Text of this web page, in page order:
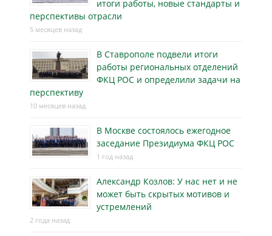
итоги работы, новые стандарты и
перспективы отрасли
5 месяцев назад
В Ставрополе подвели итоги
работы региональных отделений
ФКЦ РОС и определили задачи на
перспективу
10 месяцев назад
В Москве состоялось ежегодное
заседание Президиума ФКЦ РОС
1 год назад
Александр Козлов: У нас нет и не
может быть скрытых мотивов и
устремлений
2 года назад